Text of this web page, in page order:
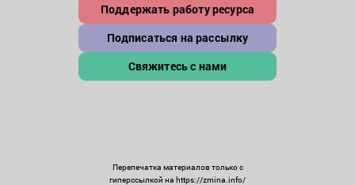
Поддержать работу ресурса
Подписаться на рассылку
Свяжитесь с нами
Перепечатка материалов только с
гиперссылкой на https://zmina.info/